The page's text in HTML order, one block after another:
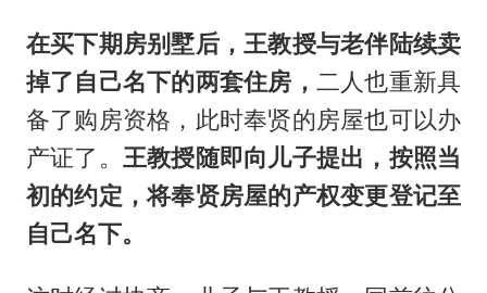
在买下期房别墅后，王教授与老伴陆续卖
掉了自己名下的两套住房 ， 二人也重新具
备了购房资格，此时奉贤的房屋也可以办
产证了。 王教授随即向儿子提出，按照当
初的约定，将奉贤房屋的产权变更登记至
自己名下。